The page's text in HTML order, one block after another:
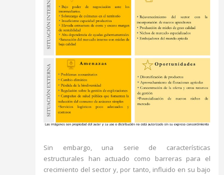
Sin embargo, una serie de características
estructurales han actuado como barreras para el
crecimiento del sector y, por tanto, influido en su bajo